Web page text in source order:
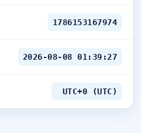
1786153167974
2026-08-08 01:39:27
UTC+0 (UTC)